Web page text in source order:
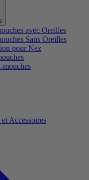
avec Oreilles
Sans Oreilles
pour Nez
mouches
et Accessoires